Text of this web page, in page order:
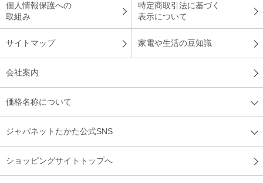
個人情報保護への
取組み
特定商取引法に基づく
表示について
サイトマップ 家電や生活の豆知識
会社案内
価格名称について
ジャパネットたかた公式SNS
ショッピングサイトトップへ